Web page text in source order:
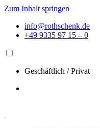
Zum Inhalt springen
info@rothschenk.de
+49 9335 97 15 – 0
Geschäftlich /Privat